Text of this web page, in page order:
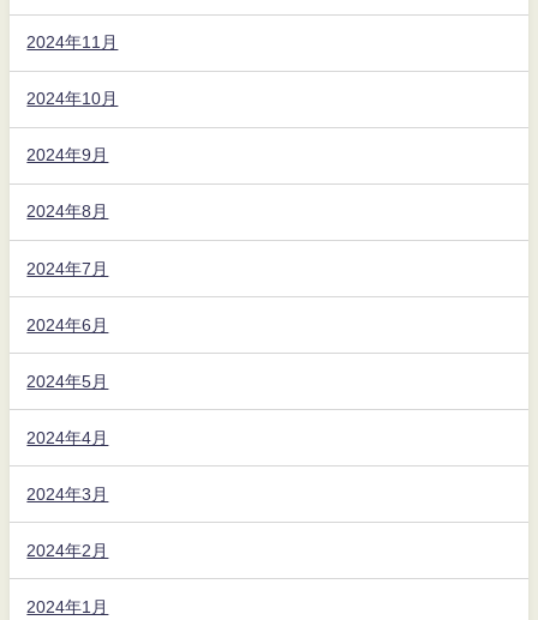
2024年11月
2024年10月
2024年9月
2024年8月
2024年7月
2024年6月
2024年5月
2024年4月
2024年3月
2024年2月
2024年1月